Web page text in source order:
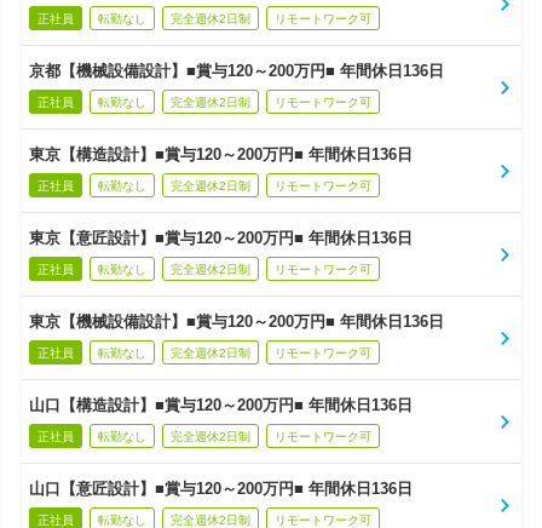
正社員 転勤なし 完全週休2日制 リモートワーク可
京都【機械設備設計】■賞与120～200万円■ 年間休日136日
正社員 転勤なし 完全週休2日制 リモートワーク可
東京【構造設計】■賞与120～200万円■ 年間休日136日
正社員 転勤なし 完全週休2日制 リモートワーク可
東京【意匠設計】■賞与120～200万円■ 年間休日136日
正社員 転勤なし 完全週休2日制 リモートワーク可
東京【機械設備設計】■賞与120～200万円■ 年間休日136日
正社員 転勤なし 完全週休2日制 リモートワーク可
山口【構造設計】■賞与120～200万円■ 年間休日136日
正社員 転勤なし 完全週休2日制 リモートワーク可
山口【意匠設計】■賞与120～200万円■ 年間休日136日
正社員 転勤なし 完全週休2日制 リモートワーク可